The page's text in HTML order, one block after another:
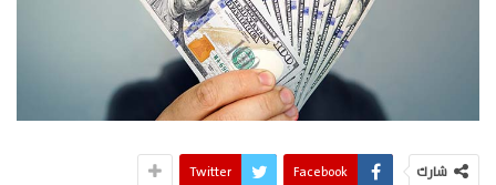
شارك Facebook
Twitter